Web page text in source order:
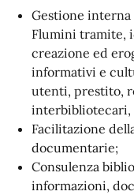
Gestione interna
Flumini tramite,
creazione ed
informativi e
utenti, prestito,
Facilitazione
documentarie;
Consulenza
informazioni,